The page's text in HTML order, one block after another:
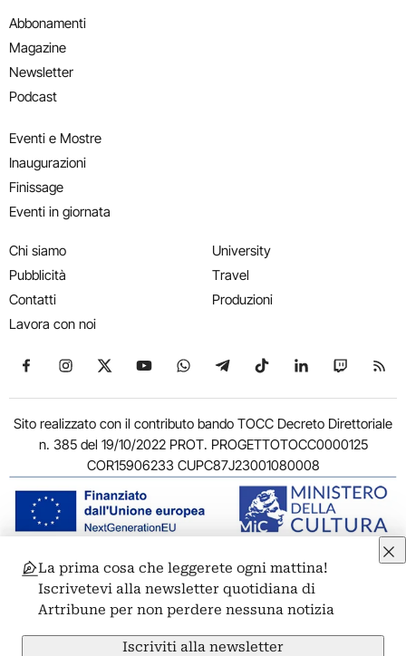
Abbonamenti
Magazine
Newsletter
Podcast
Eventi e Mostre
Inaugurazioni
Finissage
Eventi in giornata
Chi siamo
Pubblicità
Contatti
Lavora con noi
University
Travel
Produzioni
Seguici su Facebook
Seguici su Instagram
Seguici su X
Seguici su YouTube
Seguici su WhatsApp
Seguici su Telegram
Seguici su TikTok
Seguici su
Seguici
Sito realizzato con il contributo bando TOCC Decreto Direttoriale
n. 385 del 19/10/2022 PROT. PROGETTOTOCC0000125
COR15906233 CUPC87J23001080008
© 2011-2026 ARTRIBUNE srl – Corso Vittorio Emanuele II, 287 –
00186 Roma - P.I. 11381581005
Privacy: Responsabile della protezione dei dati personali
ARTRIBUNE srl – Corso Vittorio Emanuele II, 287 – 00186 Roma
La prima cosa che leggerete ogni mattina!
Iscrivetevi alla newsletter quotidiana di
Artribune per non perdere nessuna notizia
Iscriviti alla newsletter